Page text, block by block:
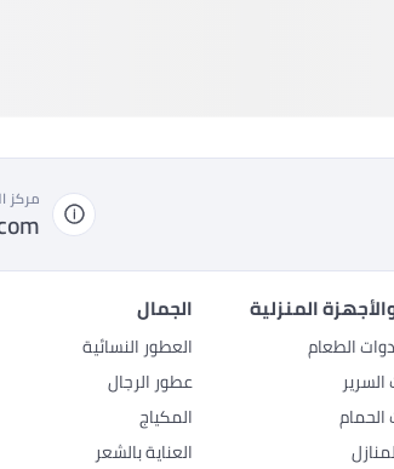
مركز
المنزلية
الطعام
الجمال
العطور النسائية
عطور الرجال
المكياج
العناية بالشعر